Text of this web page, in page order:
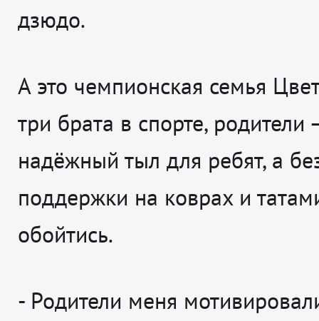
дзюдо.
А это чемпионская семья
три брата в спорте, родители
надёжный тыл для ребят, а
поддержки на коврах и
обойтись.
- Родители меня